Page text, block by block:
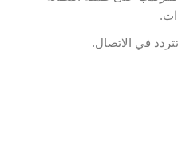
في الاتصال.